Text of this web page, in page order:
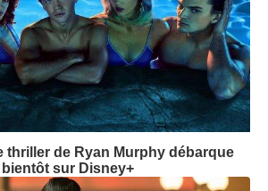
thriller de Ryan Murphy débarque
bientôt sur Disney+